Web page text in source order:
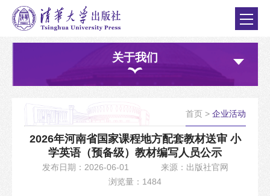
关于我们
首页 > 企业活动
2026年河南省国家课程地方配套教材送审 小
学英语（预备级）教材编写人员公示
发布日期：2026-06-01
来源：出版社官网
浏览量：1484